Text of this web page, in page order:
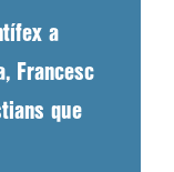
a
Francesc
que